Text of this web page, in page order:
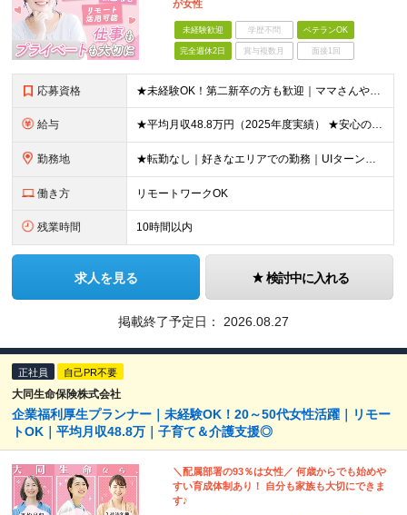
が女性
未経験歓迎 学歴不問 ベテランOK
完全週休2日 賞与複数月 面接1回
応募資格 ★未経験OK！第二新卒の方も歓迎｜ママさんやブランクありの方など、20～50代女性が多数活躍中♪ ◆高卒以上 ◆社会人経験をお持ちの方 - 業界・業種・職種・経験年数は問いません。 «こんな方が
給与 ★平均月収48.8万円（2025年度実績） ★安心の固定給＋賞与年2回＋インセンティブ！手当も充実 月給21万円～23万円＋諸手当＋インセンティブ＋賞与年2回 ※給与は年間平均の税込定例給与です。賞
勤務地 ★転勤なし｜好きなエリアでの勤務｜UIターン歓迎 全国47都道府県にある支社のいずれかにて勤務していただきます。 ＜募集エリア＞ ◆北海道・東北：北海道/青森/宮城/岩手/秋田/山形/福島
働き方 リモートワークOK
残業時間 10時間以内
求人を見る 検討中に入れる
掲載終了予定日： 2026.08.27
正社員 自己PR不要
大同生命保険株式会社
企業福利厚生プランナー｜未経験OK！20～50代女性活躍｜リモー
トOK｜平均月収48.8万｜子育て＆介護支援◎
＼配属部署の93％は女性／ 何歳からでも始めや
すい育成体制あり！ 自分も家族も大切にできま
す♪